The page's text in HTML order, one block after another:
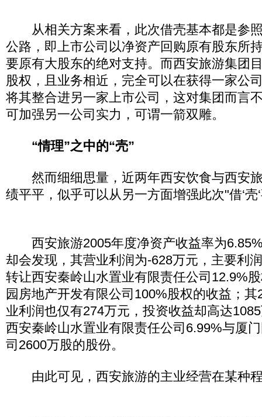
从相关方案来看，此次借壳基本都是参
公路，即上市公司以净资产回购原有股东所
要原有大股东的绝对支持。而西安旅游集团
股权，且业务相近，完全可以在获得一家公
将其整合进另一家上市公司，这对集团而言
可加强另一公司实力，可谓一箭双雕。
“情理”之中的“壳”
然而细细思量，近两年西安饮食与西安
绩平平，似乎可以从另一方面增强此次"借‘壳
西安旅游2005年度净资产收益率为
却会发现，其营业利润为-628万元，主要利
转让西安秦岭山水置业有限责任公司12.9%
园房地产开发有限公司100%股权的收益；
业利润也仅有274万元，投资收益却高达
西安秦岭山水置业有限责任公司6.99%与厦
司2600万股的股份。
由此可见，西安旅游的主业经营在某种